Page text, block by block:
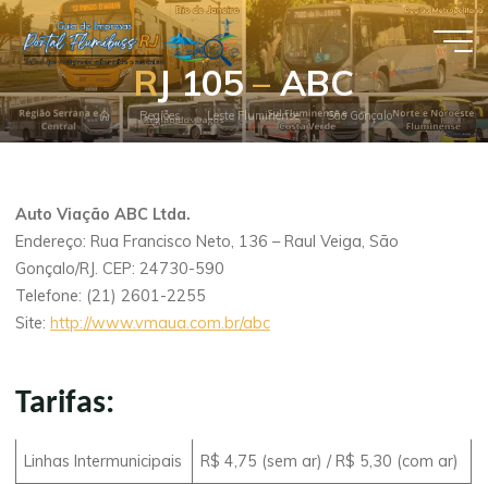
Pular
para
o
conteúdo
Guia de
Empresas
- Portal
R
RJ 105 –
– ABC
Página
inicial
Regiões Leste Fluminense São Gonçalo
Auto Viação ABC Ltda.
Endereço: Rua Francisco Neto, 136 – Raul Veiga, São
Gonçalo/RJ. CEP: 24730-590
Telefone: (21) 2601-2255
Site:http://www.vmaua.com.br/abc
Tarifas:
Linhas Intermunicipais R$ 4,75 (sem ar) / R$ 5,30 (com ar)